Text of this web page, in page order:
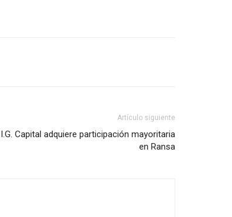
Artículo siguiente
Capital adquiere participación mayoritaria
en Ransa